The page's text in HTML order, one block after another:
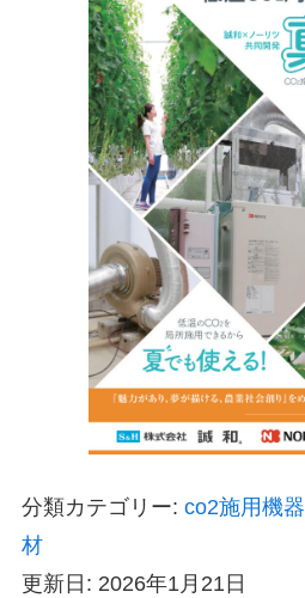
分類カテゴリー: co2施用機器
材
更新日: 2026年1月21日